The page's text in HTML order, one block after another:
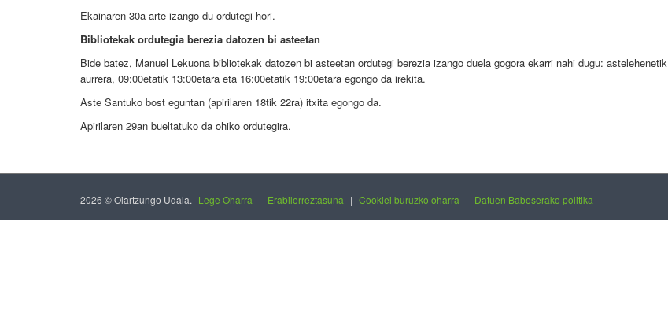
Ekainaren 30a arte izango du ordutegi hori.
Bibliotekak ordutegia berezia datozen bi asteetan
Bide batez, Manuel Lekuona bibliotekak datozen bi asteetan ordutegi berezia izango duela gogora ekarri nahi dugu: astelehenetik
aurrera, 09:00etatik 13:00etara eta 16:00etatik 19:00etara egongo da irekita.
Aste Santuko bost eguntan (apirilaren 18tik 22ra) itxita egongo da.
Apirilaren 29an bueltatuko da ohiko ordutegira.
2026 © Oiartzungo Udala. Lege Oharra | Erabilerreztasuna | Cookiei buruzko oharra | Datuen Babeserako politika